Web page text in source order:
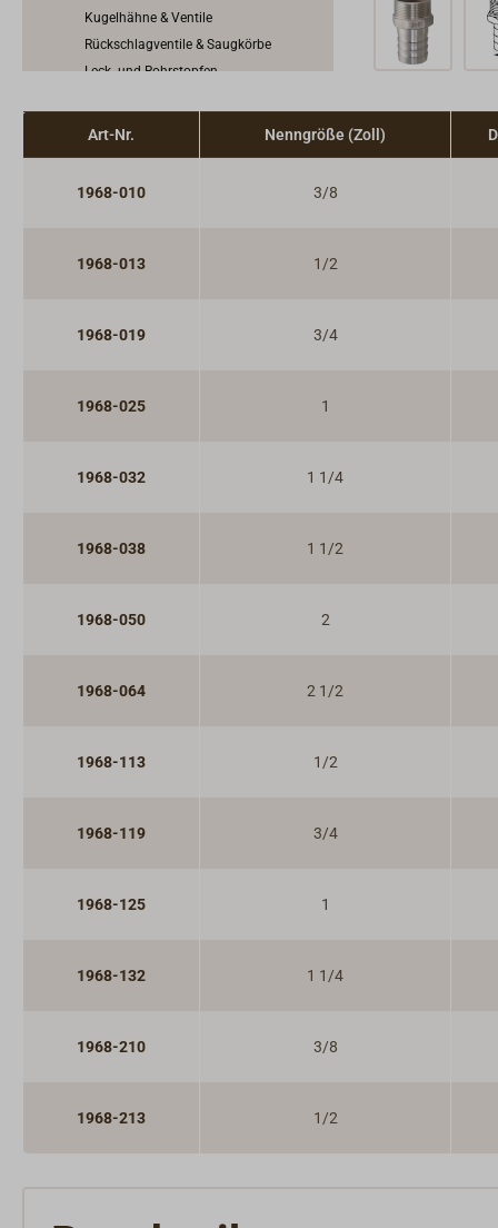
Kugelhähne & Ventile
Rückschlagventile & Saugkörbe
Leck- und Rohrstopfen
Art-Nr. Nenngröße (Zoll)
1968-010 3/8
1968-013 1/2
1968-019 3/4
1968-025 1
1968-032 1 1/4
1968-038 1 1/2
1968-050 2
1968-064 2 1/2
1968-113 1/2
1968-119 3/4
1968-125 1
1968-132 1 1/4
1968-210 3/8
1968-213 1/2